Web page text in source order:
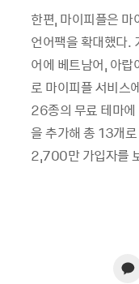
한편, 마이피플은
언어팩을 확대했다.
어에 베트남어, 아
로 마이피플 서비스
26종의 무료 테마
을 추가해 총 13개
2,700만 가입자를